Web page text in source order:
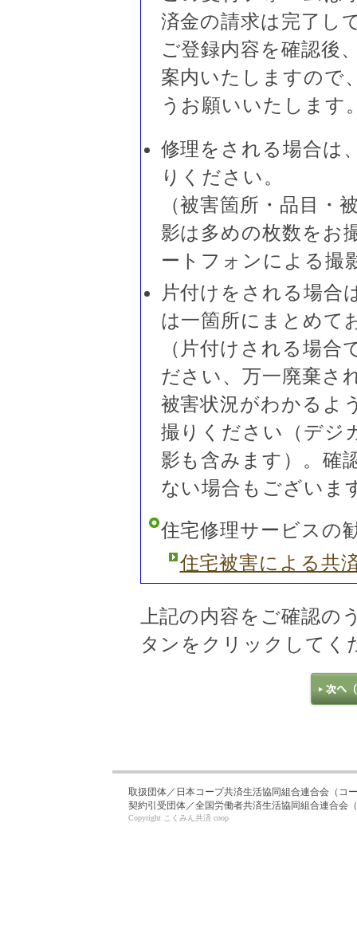
済金の請求は完了し
ご登録内容を確認後
案内いたしますので
うお願いいたします
修理をされる場合は
りください。
（被害箇所・品目・
影は多めの枚数をお
ートフォンによる撮
片付けをされる場合
は一箇所にまとめて
（片付けされる場
ださい、万一廃棄さ
被害状況がわかるよ
撮りください（デジ
影も含みます）。確
ない場合もございま
住宅修理サービスの
住宅被害による共
上記の内容をご確認の
タンをクリックしてく
取扱団体／日本コープ共済生活協同組合連合会（コ
契約引受団体／全国労働者共済生活協同組合連合会
Copyright こくみん共済 coop